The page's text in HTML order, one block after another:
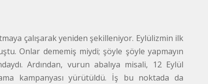
çalışarak yeniden şekilleniyor. Eylülizmin ilk
Onlar dememiş miydi; şöyle şöyle yapmayın
Ardından, vurun abalıya misali, 12 Eylül
kampanyası yürütüldü. İş bu noktada da